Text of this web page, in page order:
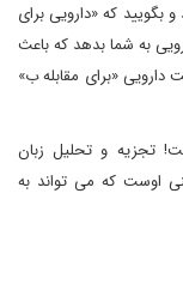
بگویید که «دارویی برای
به شما بدهد که باعث
«برای مقابله ب»
تجزیه و تحلیل زبان
اوست که می تواند به